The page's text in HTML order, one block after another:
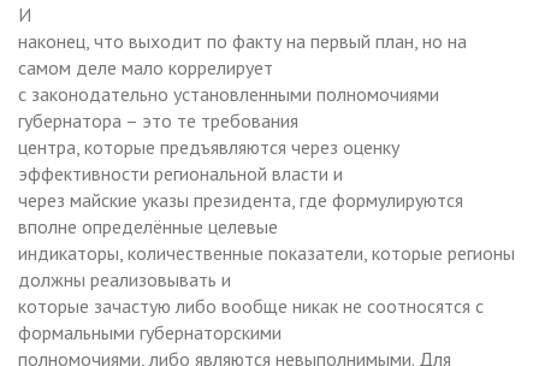
И
наконец, что выходит по факту на первый план, но на
самом деле мало коррелирует
с законодательно установленными полномочиями
губернатора – это те требования
центра, которые предъявляются через оценку
эффективности региональной власти и
через майские указы президента, где формулируются
вполне определённые целевые
индикаторы, количественные показатели, которые регионы
должны реализовывать и
которые зачастую либо вообще никак не соотносятся с
формальными губернаторскими
полномочиями, либо являются невыполнимыми. Для